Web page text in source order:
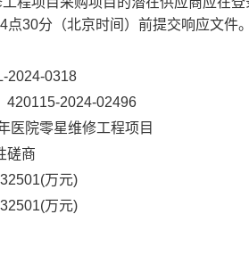
点30分 （北京时间）前提交响应文件
2024-0318
420115-2024-02496
医院零星维修工程项目
磋商
(万元)
(万元)